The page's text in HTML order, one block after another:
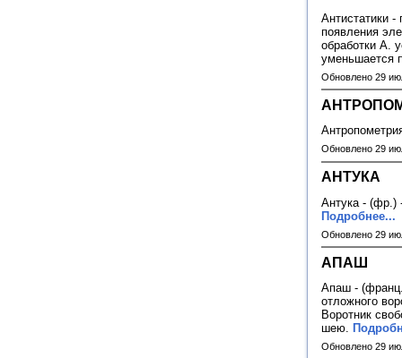
Антистатики
появления
обработки А.
уменьшается
Обновлено 29
Обновлено 29
АНТУКА
Антука - (фр.)
Подробнее...
Обновлено 29
АПАШ
Апаш - (франц.
отложного
Воротник
шею.
Обновлено 29